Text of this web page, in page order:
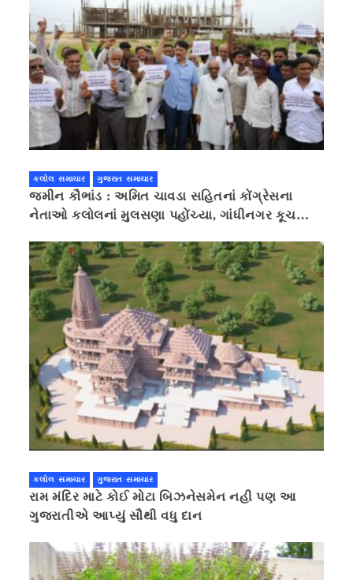
કલોલ સમાચાર ગુજરાત સમાચાર
જમીન કૌભાંડ : અમિત ચાવડા સહિતનાં કોંગ્રેસના
નેતાઓ કલોલનાં મુલસણા પહોંચ્યા, ગાંધીનગર કૂચ
કલોલ સમાચાર ગુજરાત સમાચાર
રામ મંદિર માટે કોઈ મોટા બિઝનેસમેન નહી પણ આ
ગુજરાતીએ આપ્યું સૌથી વધુ દાન